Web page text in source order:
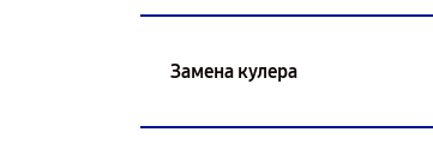
Замена кулера